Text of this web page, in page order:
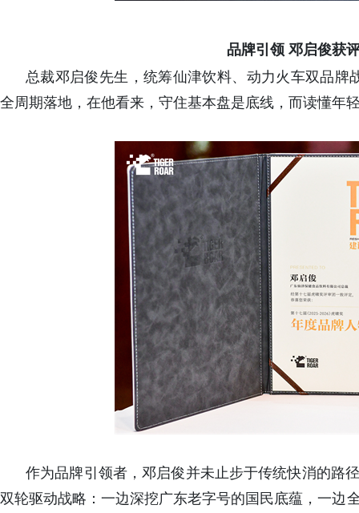
品牌引领 邓启俊获
总裁邓启俊先生，统筹仙津饮料、动力火车双品
全周期落地，在他看来，守住基本盘是底线，而读懂年
作为品牌引领者，邓启俊并未止步于传统快消的路
双轮驱动战略：一边深挖广东老字号的国民底蕴，一边